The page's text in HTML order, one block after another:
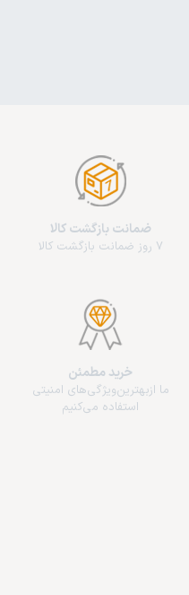
ضمانت بازگشت کالا
7 روز ضمانت بازگشت کالا
خرید مطمئن
ما از‌بهترین‌ویژگی‌های امنیتی
استفاده می‌کنیم